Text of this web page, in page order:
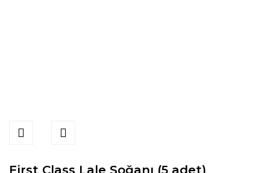
First Class Lale Soğanı (5 adet)